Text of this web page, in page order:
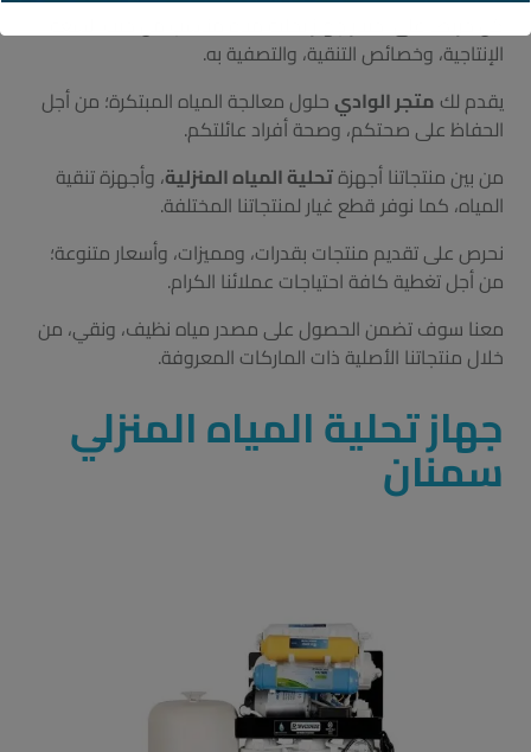
الإنتاجية، وخصائص التنقية، والتصفية به.
يقدم لكمتجر الواديحلول معالجة المياه المبتكرة؛ من أجل
الحفاظ على صحتكم، وصحة أفراد عائلتكم.
من بين منتجاتنا أجهزةتحلية المياه المنزلية، وأجهزة تنقية
المياه، كما نوفر قطع غيار لمنتجاتنا المختلفة.
نحرص على تقديم منتجات بقدرات، ومميزات، وأسعار متنوعة؛
من أجل تغطية كافة احتياجات عملائنا الكرام.
معنا سوف تضمن الحصول على مصدر مياه نظيف، ونقي، من
خلال منتجاتنا الأصلية ذات الماركات المعروفة.
جهاز تحلية المياه المنزلي
سمنان